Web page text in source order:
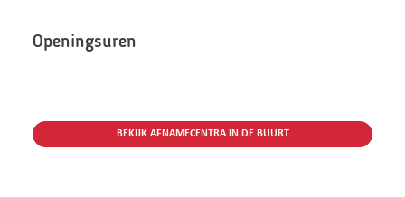
Openingsuren
BEKIJK AFNAMECENTRA IN DE BUURT